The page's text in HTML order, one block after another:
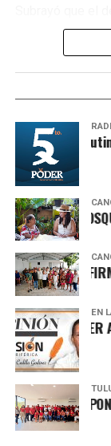
recursos
calidad de
en quienes
destacando el
incremento del
realizadas en
Obrador.
para garantizar
Asimismo,
llamado de
frente a
Sintesis
LOS
MARÍN REAFIRMA
EN
POR EL PODER
ALDAY PROPONE